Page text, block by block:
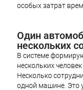
особых затрат
Один
нескольких
В системе
нескольких
Несколько
одной машине. Это